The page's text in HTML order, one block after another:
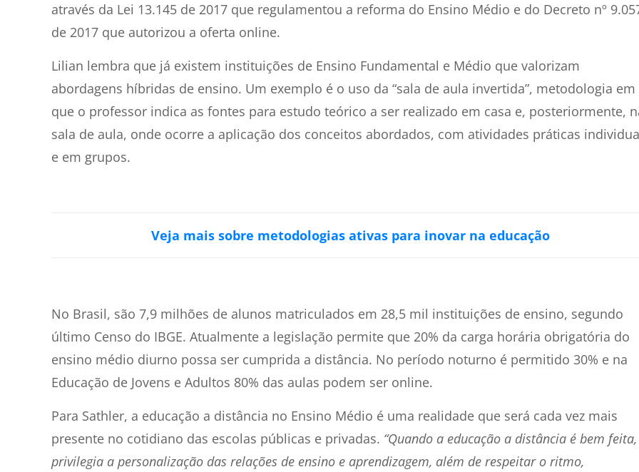
através da Lei 13.145 de 2017 que regulamentou a reforma do Ensino Médio e do Decreto nº
de 2017 que autorizou a oferta online.
Lilian lembra que já existem instituições de Ensino Fundamental e Médio que valorizam
abordagens híbridas de ensino. Um exemplo é o uso da “sala de aula invertida”, metodologia em
que o professor indica as fontes para estudo teórico a ser realizado em casa e, posteriormente,
sala de aula, onde ocorre a aplicação dos conceitos abordados, com atividades práticas
e em grupos.
Veja mais sobre metodologias ativas para inovar na educação
No Brasil, são 7,9 milhões de alunos matriculados em 28,5 mil instituições de ensino, segundo
último Censo do IBGE. Atualmente a legislação permite que 20% da carga horária obrigatória do
ensino médio diurno possa ser cumprida a distância. No período noturno é permitido 30% e na
Educação de Jovens e Adultos 80% das aulas podem ser online.
Para Sathler, a educação a distância no Ensino Médio é uma realidade que será cada vez mais
presente no cotidiano das escolas públicas e privadas. “Quando a educação a distância é bem feita,
privilegia a personalização das relações de ensino e aprendizagem, além de respeitar o ritmo,